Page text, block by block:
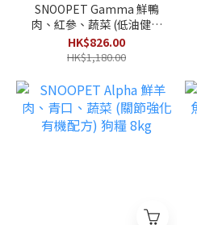
SNOOPET Gamma 鮮鴨
肉、紅參、蔬菜 (低油健美
有機配方) 狗糧 8kg (Best
Before 2026/12/29)
HK$826.00
HK$1,180.00